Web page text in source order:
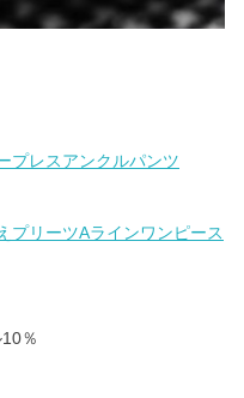
プレスアンクルパンツ
プリーツAラインワンピース
％